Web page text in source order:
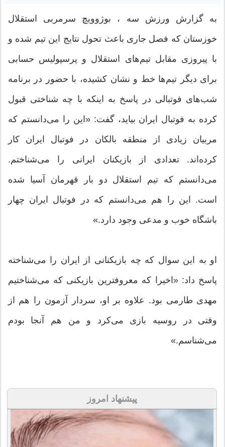
به گزارش ورزش سه ، بوژوویچ سرمربی استقلال
خوزستان که فصل جاری باعث تحول نتایج این تیم شده و
با پیروزی مقابل تیم‌های استقلال و پرسپولیس حسابی
برای دیگر تیم‌ها خط و نشان کشیده، با حضور در برنامه
شب‌های فوتبالی در پاسخ به اینکه با چه شناختی قبول
کرده به فوتبال ایران بیاید، گفت: «این را می‌دانستم که
مربیان زیادی از منطقه بالکان در فوتبال ایران کار
کرده‌اند. تعدادی از بازیکنان ایرانی را می‌شناختم.
می‌دانستم که تیم استقلال دو بار قهرمان آسیا شده
است. این را هم می‌دانستم که در فوتبال ایران چهار
باشگاه خوب و مدعی وجود دارد.»
او به این سوال که چه بازیکنانی از ایران را می‌شناخته
پاسخ داد: «اخیرا که معروفترین بازیکنی که می‌شناختیم
مهدی طارمی بود. علاوه بر او، سردار آزمون را هم از
وقتی در روسیه بازی می‌کرد و من هم آنجا بودم
می‌شناسم.»
پیشنهاد امروز